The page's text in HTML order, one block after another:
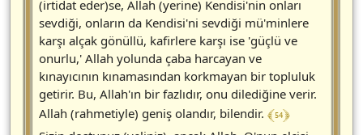
(irtidat eder)se, Allah (yerine) Kendisi'nin onları
sevdiği, onların da Kendisi'ni sevdiği mü'minlere
karşı alçak gönüllü, kafirlere karşı ise 'güçlü ve
onurlu,' Allah yolunda çaba harcayan ve
kınayıcının kınamasından korkmayan bir topluluk
getirir. Bu, Allah'ın bir fazlıdır, onu dilediğine verir.
Allah (rahmetiyle) geniş olandır, bilendir. ﴾ 54 ﴿